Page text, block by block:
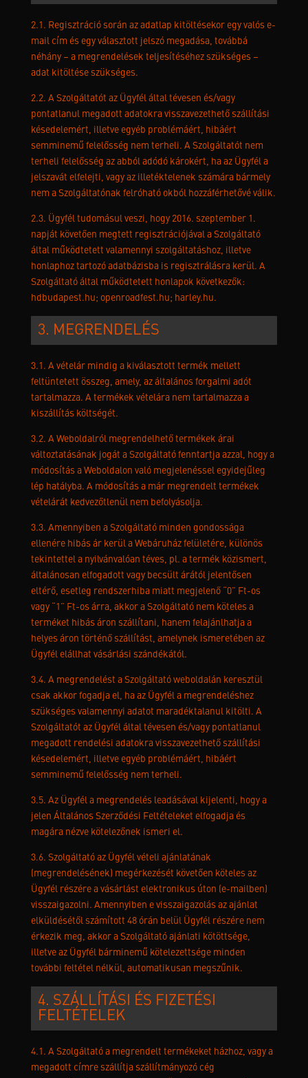
2.1. Regisztráció során az adatlap kitöltésekor egy valós e-
mail cím és egy választott jelszó megadása, továbbá
néhány – a megrendelések teljesítéséhez szükséges –
adat kitöltése szükséges.
2.2. A Szolgáltatót az Ügyfél által tévesen és/vagy
pontatlanul megadott adatokra visszavezethető szállítási
késedelemért, illetve egyéb problémáért, hibáért
semminemű felelősség nem terheli. A Szolgáltatót nem
terheli felelősség az abból adódó károkért, ha az Ügyfél a
jelszavát elfelejti, vagy az illetéktelenek számára bármely
nem a Szolgáltatónak felróható okból hozzáférhetővé válik.
2.3. Ügyfél tudomásul veszi, hogy 2016. szeptember 1.
napját követően megtett regisztrációjával a Szolgáltató
által működtetett valamennyi szolgáltatáshoz, illetve
honlaphoz tartozó adatbázisba is regisztrálásra kerül. A
Szolgáltató által működtetett honlapok következők:
hdbudapest.hu; openroadfest.hu; harley.hu.
3. MEGRENDELÉS
3.1. A vételár mindig a kiválasztott termék mellett
feltüntetett összeg, amely, az általános forgalmi adót
tartalmazza. A termékek vételára nem tartalmazza a
kiszállítás költségét.
3.2. A Weboldalról megrendelhető termékek árai
változtatásának jogát a Szolgáltató fenntartja azzal, hogy a
módosítás a Weboldalon való megjelenéssel egyidejűleg
lép hatályba. A módosítás a már megrendelt termékek
vételárát kedvezőtlenül nem befolyásolja.
3.3. Amennyiben a Szolgáltató minden gondossága
ellenére hibás ár kerül a Webáruház felületére, különös
tekintettel a nyilvánvalóan téves, pl. a termék közismert,
általánosan elfogadott vagy becsült árától jelentősen
eltérő, esetleg rendszerhiba miatt megjelenő “0” Ft-os
vagy “1” Ft-os árra, akkor a Szolgáltató nem köteles a
terméket hibás áron szállítani, hanem felajánlhatja a
helyes áron történő szállítást, amelynek ismeretében az
Ügyfél elállhat vásárlási szándékától.
3.4. A megrendelést a Szolgáltató weboldalán keresztül
csak akkor fogadja el, ha az Ügyfél a megrendeléshez
szükséges valamennyi adatot maradéktalanul kitölti. A
Szolgáltatót az Ügyfél által tévesen és/vagy pontatlanul
megadott rendelési adatokra visszavezethető szállítási
késedelemért, illetve egyéb problémáért, hibáért
semminemű felelősség nem terheli.
3.5. Az Ügyfél a megrendelés leadásával kijelenti, hogy a
jelen Általános Szerződési Feltételeket elfogadja és
magára nézve kötelezőnek ismeri el.
3.6. Szolgáltató az Ügyfél vételi ajánlatának
(megrendelésének) megérkezését követően köteles az
Ügyfél részére a vásárlást elektronikus úton (e-mailben)
visszaigazolni. Amennyiben e visszaigazolás az ajánlat
elküldésétől számított 48 órán belül Ügyfél részére nem
érkezik meg, akkor a Szolgáltató ajánlati kötöttsége,
illetve az Ügyfél bárminemű kötelezettsége minden
további feltétel nélkül, automatikusan megszűnik.
4. SZÁLLÍTÁSI ÉS FIZETÉSI
FELTÉTELEK
4.1. A Szolgáltató a megrendelt termékeket házhoz, vagy a
megadott címre szállítja szállítmányozó cég